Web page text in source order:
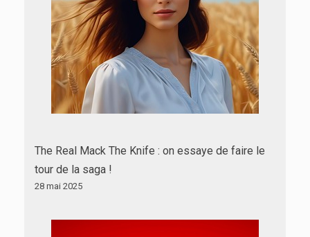
The Real Mack The Knife : on essaye de faire le
tour de la saga !
28 mai 2025